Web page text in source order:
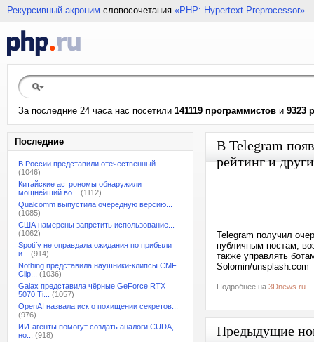
Рекурсивный акроним словосочетания «PHP: Hypertext Preprocessor»
За последние 24 часа нас посетили 141119 программистов и 9323
Последние
В России представили отечественный...
(1046)
Китайские астрономы обнаружили
мощнейший во...
(1112)
Qualcomm выпустила очередную версию...
(1085)
США намерены запретить использование...
(1062)
Spotify не оправдала ожидания по прибыли
и...
(914)
Nothing представила наушники-клипсы CMF
Clip...
(1036)
Galax представила чёрные GeForce RTX
5070 Ti...
(1057)
OpenAI назвала иск о похищении секретов...
(976)
ИИ-агенты помогут создать аналоги CUDA,
но...
(918)
В Telegram
рейтинг и
Telegram получил
публичным постам,
также управлять
Solomin/unsplash.com
Подробнее на 3Dnews.ru
Предыдущие